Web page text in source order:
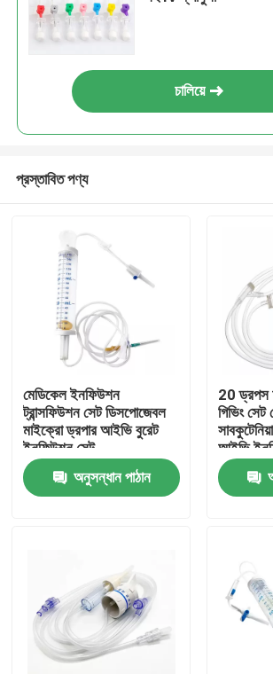
ভিডিও
চালিয়ে
প্রস্তাবিত পণ্য
মেডিকেল ইনফিউশন
ট্রান্সফিউশন সেট ডিসপোজেবল
মাইক্রো ড্রপার আইভি বুরেট
ইনফিউশন সেট
অনুসন্ধান পাঠান
20 ড্রপস
গিভিং
আইভি
সেট করুন